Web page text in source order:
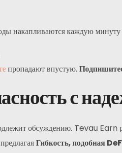
накапливаются каждую
пропадают впустую.
с
обсуждению. Tevau Earn
Гибкость, подобная